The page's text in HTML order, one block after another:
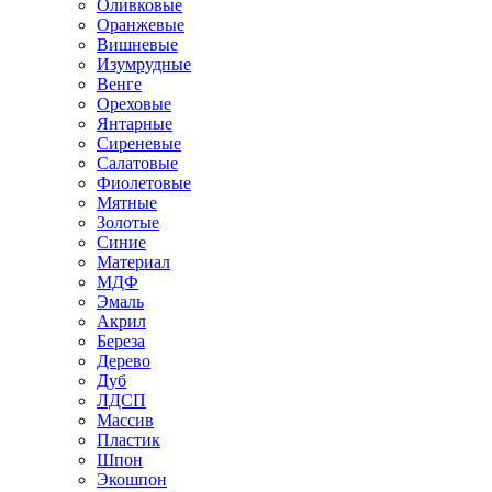
Оливковые
Оранжевые
Вишневые
Изумрудные
Венге
Ореховые
Янтарные
Сиреневые
Салатовые
Фиолетовые
Мятные
Золотые
Синие
Материал
МДФ
Эмаль
Акрил
Береза
Дерево
Дуб
ЛДСП
Массив
Пластик
Шпон
Экошпон